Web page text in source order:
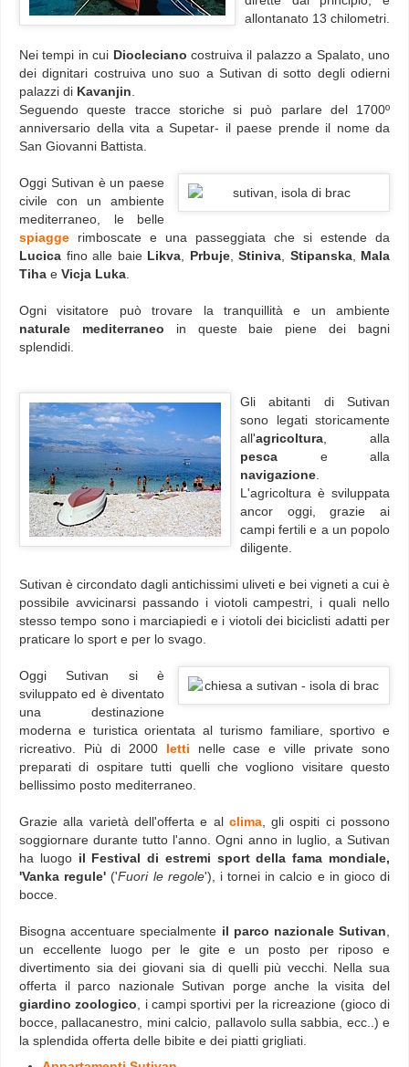
allontanato 13 chilometri.
Nei tempi in cui Dioclecianocostruiva il palazzo a Spalato, uno
dei dignitari costruiva uno suo a Sutivan di sotto degli odierni
palazzi di Kavanjin
Seguendo queste tracce storiche si può parlare del 1700º
anniversario della vita a Supetar- il paese prende il nome da
San Giovanni Battista.
Oggi Sutivan è un paese
civile con un ambiente
mediterraneo, le belle
spiagge rimboscate e una passeggiata che si estende da
Lucica fino alle baie Likva Prbuje, Stiniva Stipanska, Mala
Tiha e Vicja Luka
Ogni visitatore può trovare la tranquillità e un ambiente
naturale mediterraneo in queste baie piene dei bagni
splendidi.
Gli abitanti di Sutivan
sono legati storicamente
all'agricoltura , alla
pesca e alla
navigazione
L'agricoltura è sviluppata
ancor oggi, grazie ai
campi fertili e a un popolo
diligente.
Sutivan è circondato dagli antichissimi uliveti e bei vigneti a cui è
possibile avvicinarsi passando i viotoli campestri, i quali nello
stesso tempo sono i marciapiedi e i viotoli dei biciclisti adatti per
praticare lo sport e per lo svago.
Oggi Sutivan si è
sviluppato ed è diventato
una destinazione
moderna e turistica orientata al turismo familiare, sportivo e
ricreativo. Più di 2000 letti nelle case e ville private sono
preparati di ospitare tutti quelli che vogliono visitare questo
bellissimo posto mediterraneo.
Grazie alla varietà dell'offerta e al clima, gli ospiti ci possono
soggiornare durante tutto l'anno. Ogni anno in luglio, a Sutivan
ha luogo il Festival di estremi sport della fama mondiale,
'Vanka regule' ('Fuori le regole'), i tornei in calcio e in gioco di
bocce.
Bisogna accentuare specialmente il parco nazionale Sutivan
un eccellente luogo per le gite e un posto per riposo e
divertimento sia dei giovani sia di quelli più vecchi. Nella sua
offerta il parco nazionale Sutivan porge anche la visita del
giardino zoologico , i campi sportivi per la ricreazione (gioco di
bocce, pallacanestro, mini calcio, pallavolo sulla sabbia, ecc..) e
la splendida offerta delle bibite e dei piatti grigliati.